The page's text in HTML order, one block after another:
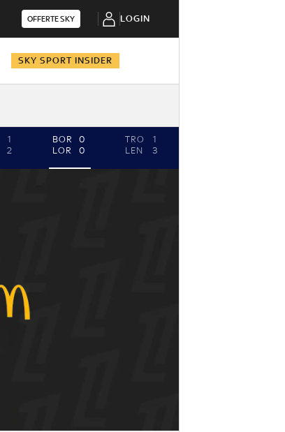
OFFERTE SKY LOGIN
SKY SPORT INSIDER
1
2
BOR
0
LOR
0
TRO
1
LEN
3